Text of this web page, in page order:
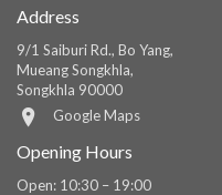
Address
9/1 Saiburi Rd., Bo Yang,
Mueang Songkhla,
Songkhla 90000
Google Maps
Opening Hours
Open: 10:30 – 19:00